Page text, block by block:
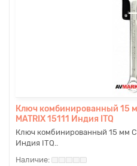
Ключ комбинированный 15
MATRIX 15111 Индия ITQ
Ключ комбинированный 15 мм
Индия ITQ..